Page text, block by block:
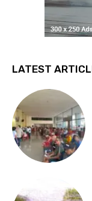
LATEST